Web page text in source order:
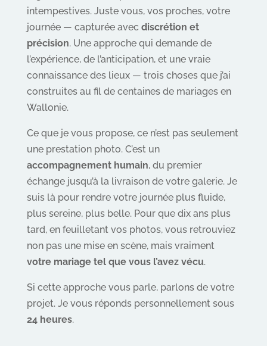
intempestives. Juste vous, vos proches, votre
journée — capturée avec discrétion et
précision. Une approche qui demande de
l’expérience, de l’anticipation, et une vraie
connaissance des lieux — trois choses que j’ai
construites au fil de centaines de mariages en
Wallonie.
Ce que je vous propose, ce n’est pas seulement
une prestation photo. C’est un
accompagnement humain, du premier
échange jusqu’à la livraison de votre galerie. Je
suis là pour rendre votre journée plus fluide,
plus sereine, plus belle. Pour que dix ans plus
tard, en feuilletant vos photos, vous retrouviez
non pas une mise en scène, mais vraiment
votre mariage tel que vous l’avez vécu.
Si cette approche vous parle, parlons de votre
projet. Je vous réponds personnellement sous
24 heures.